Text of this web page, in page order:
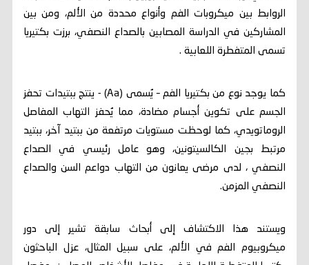
الروابط بين ميكروبات الفم وأنواع محددة من الألم، ومن بين
المشاركين في الدراسة المصابين بالصداع النصفي، برزت بكتيريا
تسمى المتفطرة اللعابية .
كما يوجد نوع من بكتيريا الفم – يُسمى (Aa) - ينتج ببتيدات تحفز
الجسم على تكوين أجسام مضادة، مما يُحفز التهاب المفاصل
الروماتويدي، كما لوحظت مستويات مرتفعة من ببتيد آخر، ببتيد
مرتبط بجين الكالسيتونين، وهو عامل رئيسي في الصداع
النصفي ، لدى مرضى يعانون من التهاب دواعم السن والصداع
النصفي المزمن.
ويستند هذا الاكتشاف إلى أبحاث سابقة تشير إلى دور
ميكروبيوم الفم في الألم، على سبيل المثال، عزل الباحثون